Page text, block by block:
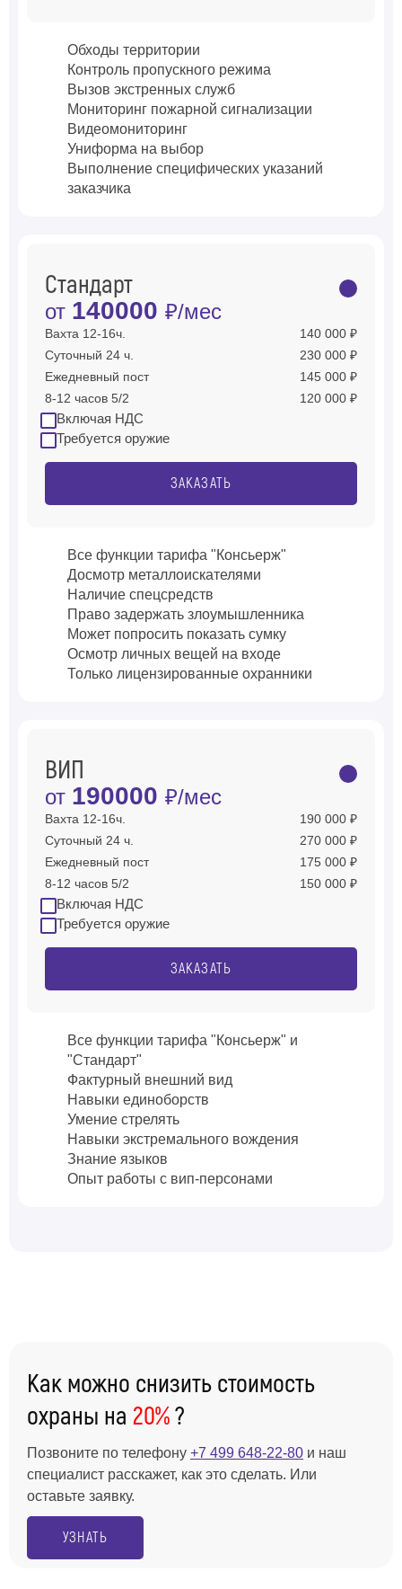
Обходы территории
Контроль пропускного режима
Вызов экстренных служб
Мониторинг пожарной сигнализации
Видеомониторинг
Униформа на выбор
Выполнение специфических указаний
заказчика
Стандарт
от 140000 ₽/мес
Вахта 12-16ч.
140 000 ₽
Суточный 24 ч.
230 000 ₽
Ежедневный пост
145 000 ₽
8-12 часов 5/2
120 000 ₽
Включая НДС
Требуется оружие
ЗАКАЗАТЬ
Все функции тарифа "Консьерж"
Досмотр металлоискателями
Наличие спецсредств
Право задержать злоумышленника
Может попросить показать сумку
Осмотр личных вещей на входе
Только лицензированные охранники
ВИП
от 190000 ₽/мес
Вахта 12-16ч.
190 000 ₽
Суточный 24 ч.
270 000 ₽
Ежедневный пост
175 000 ₽
8-12 часов 5/2
150 000 ₽
Включая НДС
Требуется оружие
ЗАКАЗАТЬ
Все функции тарифа "Консьерж" и
"Стандарт"
Фактурный внешний вид
Навыки единоборств
Умение стрелять
Навыки экстремального вождения
Знание языков
Опыт работы с вип-персонами
Как можно снизить стоимость
охраны на 20%?
Позвоните по телефону +7 499 648-22-80 и наш
специалист расскажет, как это сделать. Или
оставьте заявку.
УЗНАТЬ